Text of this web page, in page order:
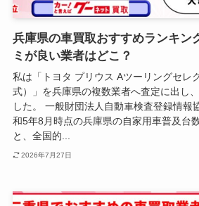
兵庫県の車買取おすすめランキン
ミが良い業者はどこ？
私は「トヨタ プリウス Aツーリングセレ
式）」を兵庫県の複数業者へ査定に出し
した。 一般財団法人自動車検査登録情報
和5年8月時点の兵庫県の自家用車普及台
と、全国的...
2026年7月27日